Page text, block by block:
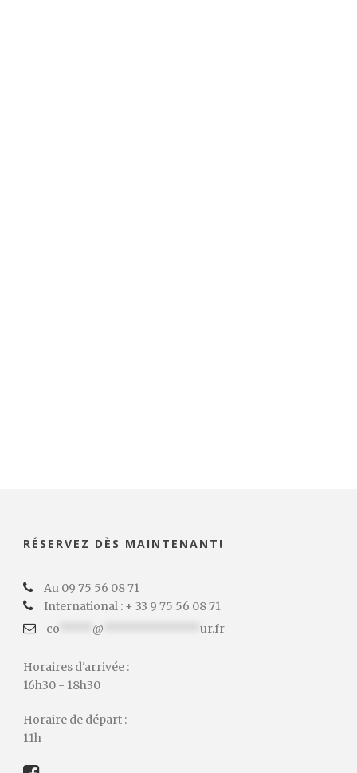
RÉSERVEZ DÈS MAINTENANT!
Au 09 75 56 08 71
International : + 33 9 75 56 08 71
co
@ ur.fr
Horaires d'arrivée :
16h30 - 18h30
Horaire de départ :
11h